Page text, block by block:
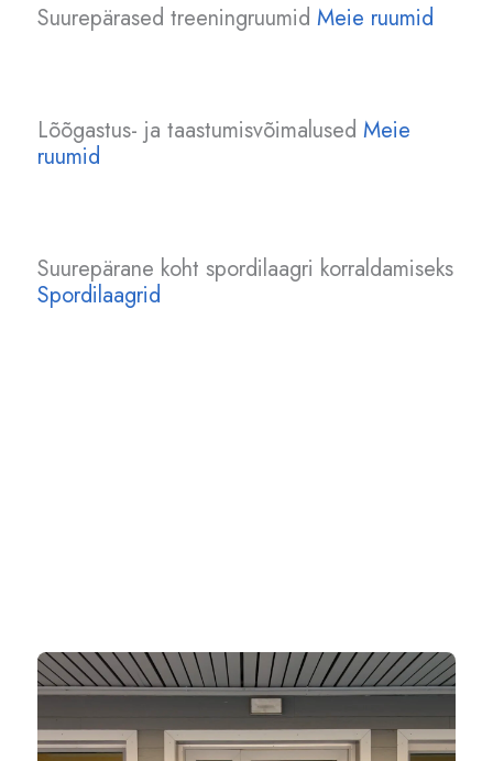
Suurepärased treeningruumid Meie ruumid
Lõõgastus- ja taastumisvõimalused Meie
ruumid
Suurepärane koht spordilaagri korraldamiseks
Spordilaagrid